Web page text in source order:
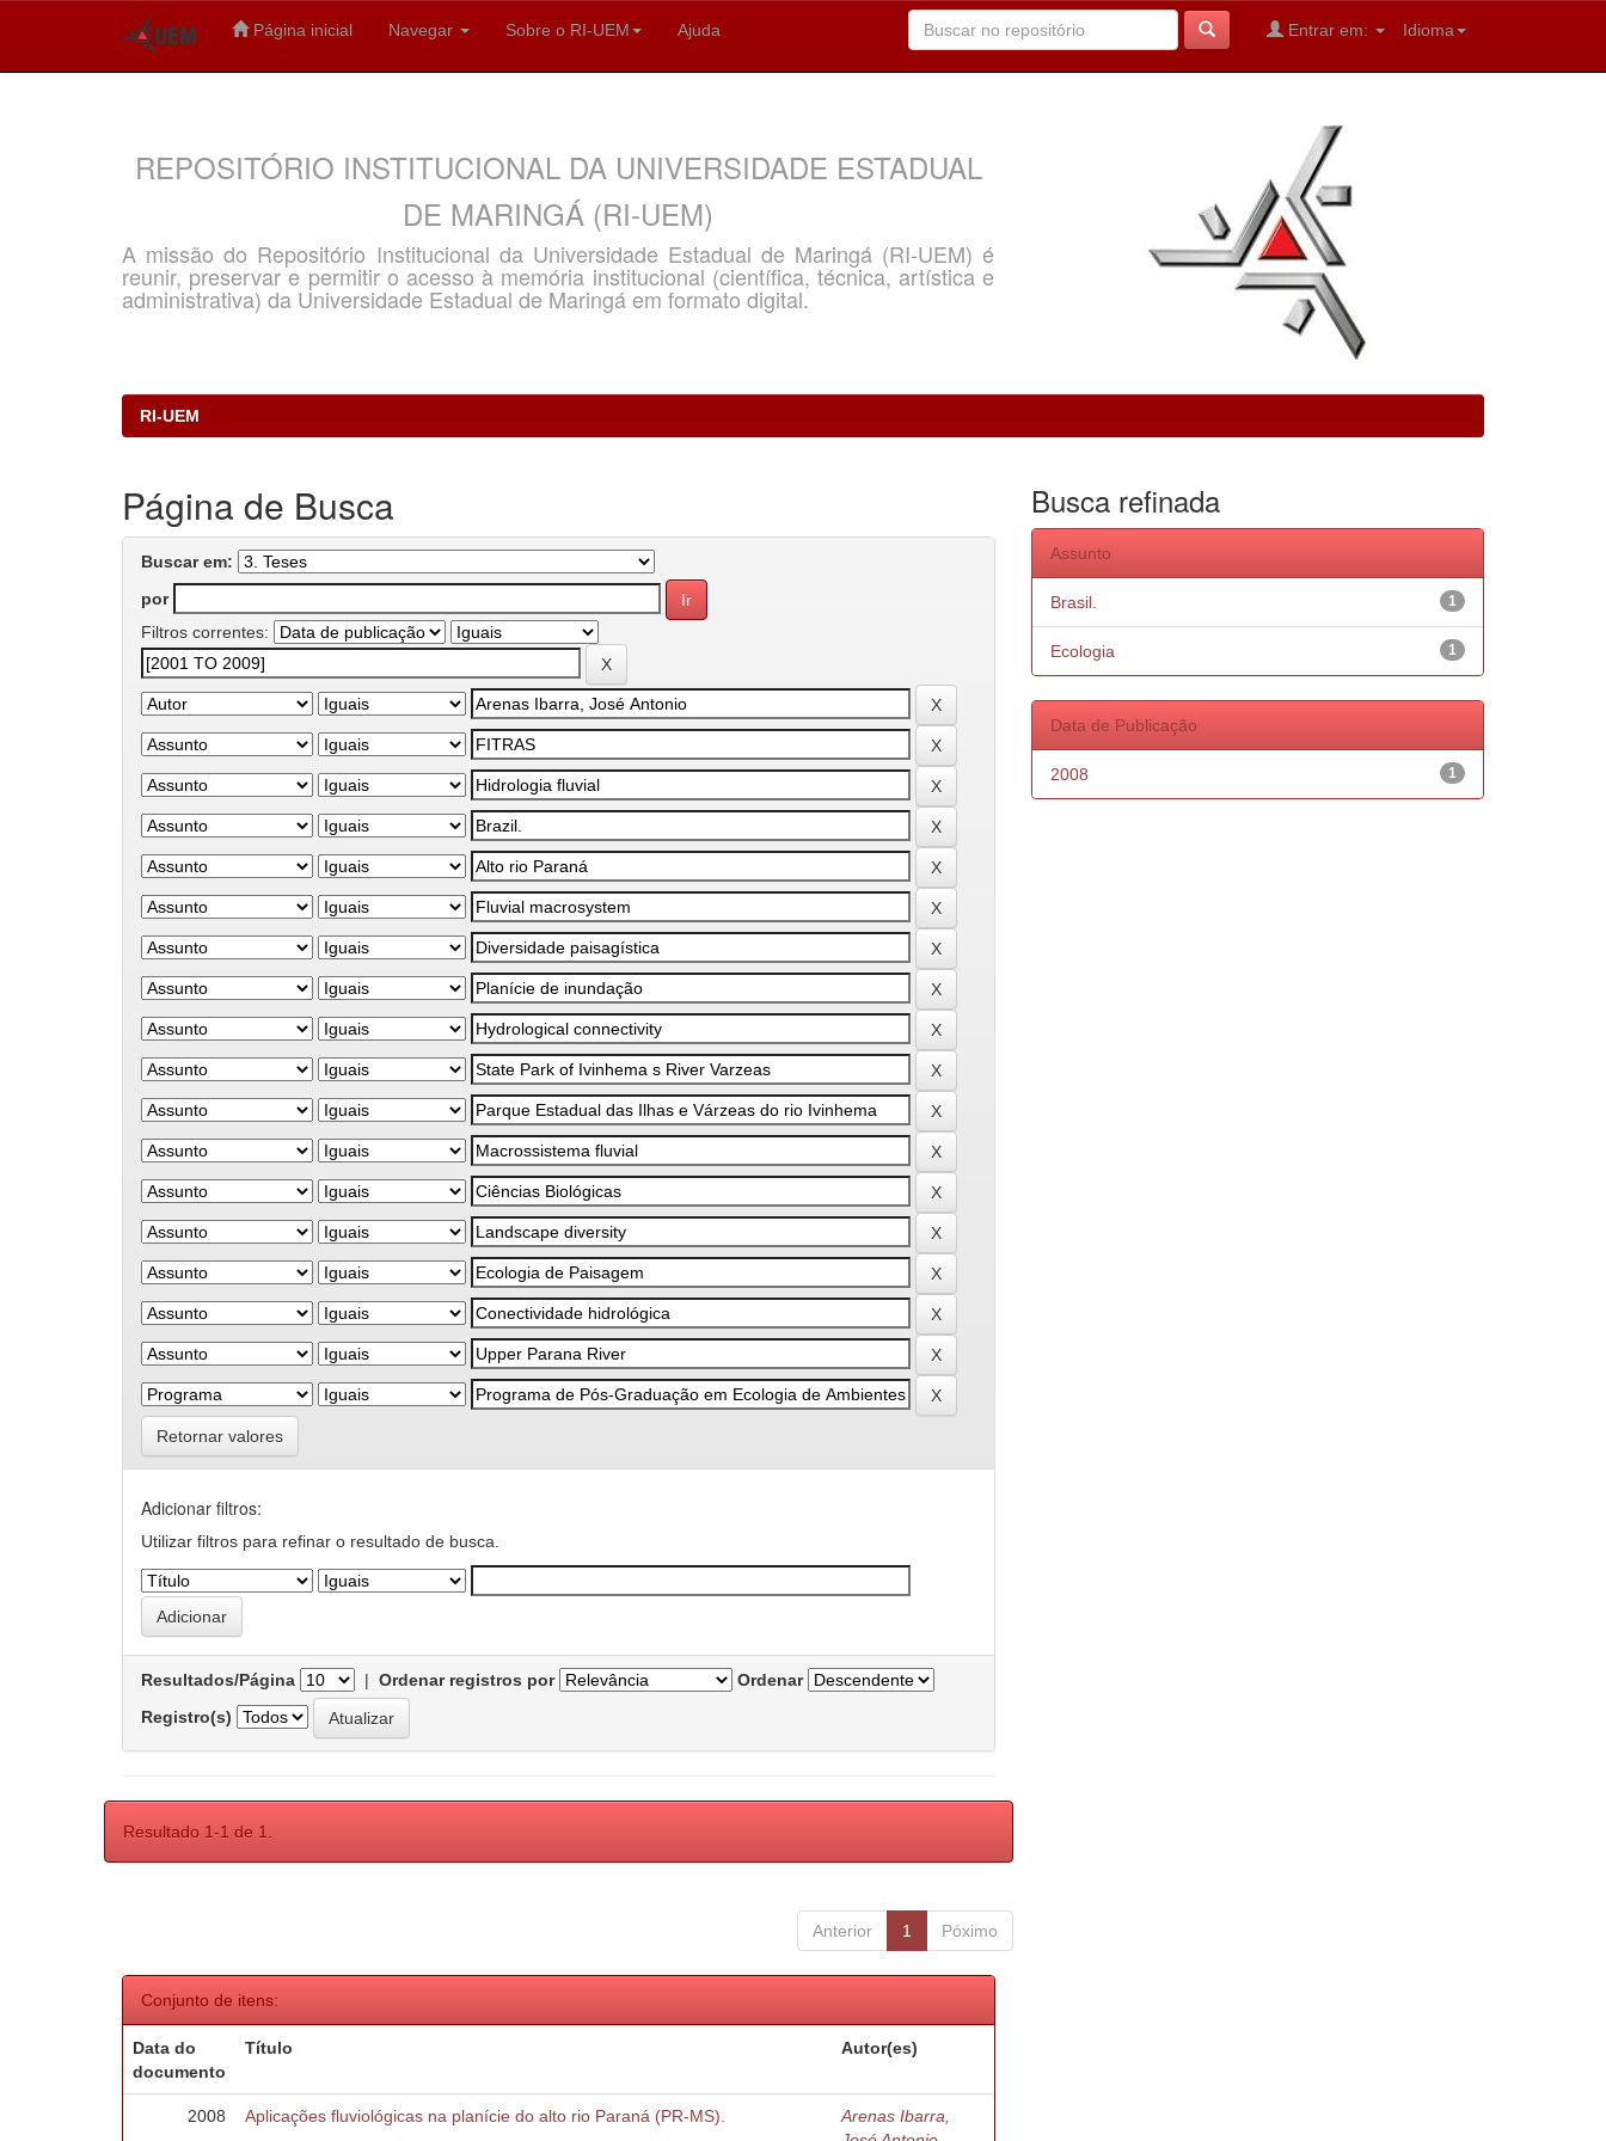
Página inicial Navegar Sobre o RI-UEM Ajuda Idioma
Entrar em:
REPOSITÓRIO INSTITUCIONAL DA UNIVERSIDADE ESTADUAL
DE MARINGÁ (RI-UEM)
A missão do Repositório Institucional da Universidade Estadual de Maringá (RI-UEM) é
reunir, preservar e permitir o acesso à memória institucional (científica, técnica, artística e
administrativa) da Universidade Estadual de Maringá em formato digital.
RI-UEM
Página de Busca
Buscar em:
por
Filtros correntes:
Retornar valores
Adicionar filtros:
Utilizar filtros para refinar o resultado de busca.
Resultados/Página | Ordenar registros por
Ordenar
Registro(s)
Resultado 1-1 de 1.
Anterior 1 Póximo
Conjunto de itens:
Data do
documento
Título Autor(es)
2008 Aplicações fluviológicas na planície do alto rio Paraná (PR-MS).
Arenas Ibarra,
Busca refinada
Assunto
1
Brasil.
1
Ecologia
Data de Publicação
1
2008